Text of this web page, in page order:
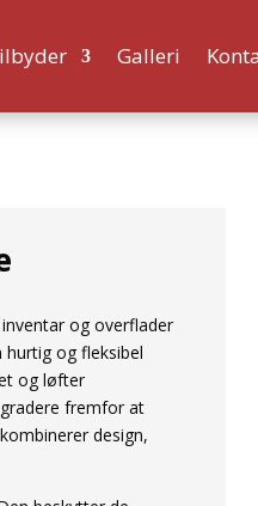
Galleri
og overflader
og fleksibel
og løfter
fremfor at
design,